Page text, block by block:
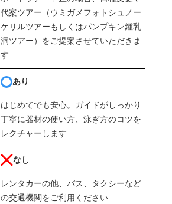
代案ツアー（ウミガメフォトシュノー
ケリルツアーもしくはパンプキン鍾乳
洞ツアー）をご提案させていただきま
す
あり
はじめてでも安心。ガイドがしっかり
丁寧に器材の使い方、泳ぎ方のコツを
レクチャーします
なし
レンタカーの他、バス、タクシーなど
の交通機関をご利用ください